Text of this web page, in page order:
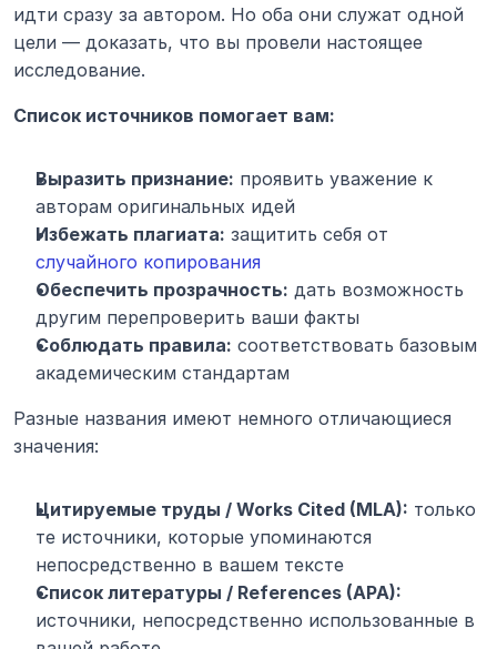
идти сразу за автором. Но оба они служат одной
цели — доказать, что вы провели настоящее
исследование.
Список источников помогает вам:
Выразить признание: проявить уважение к
авторам оригинальных идей
Избежать плагиата:
случайного копирования
Обеспечить прозрачность: дать возможность
другим перепроверить ваши факты
Соблюдать правила: соответствовать базовым
академическим стандартам
Разные названия имеют немного отличающиеся
значения:
Цитируемые труды / Works Cited (MLA): только
те источники, которые упоминаются
непосредственно в вашем тексте
Список литературы / References (APA):
источники, непосредственно использованные в